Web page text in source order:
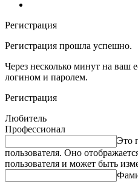
Регистрация
Регистрация прошла успешно.
Через несколько минут на ваш
логином и паролем.
Регистрация
Любитель
Профессионал
Это
пользователя. Оно
пользователя и может быть